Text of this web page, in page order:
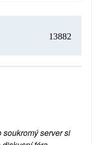
13882
soukromý server si